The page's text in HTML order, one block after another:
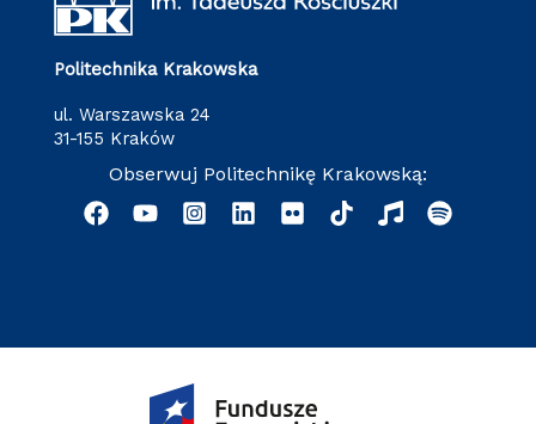
Politechnika Krakowska
ul. Warszawska 24
31-155 Kraków
Obserwuj Politechnikę Krakowską: